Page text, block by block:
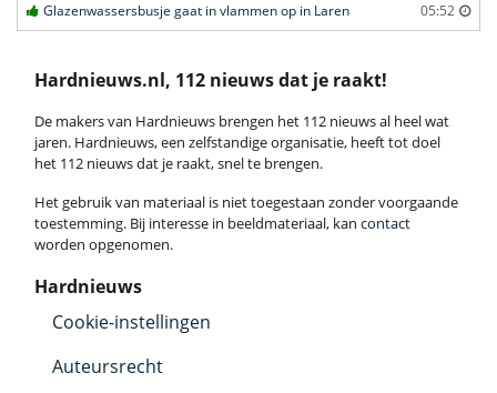
Glazenwassersbusje gaat in vlammen op in Laren 05:52
Hardnieuws.nl, 112 nieuws dat je raakt!
De makers van Hardnieuws brengen het 112 nieuws al heel wat
jaren. Hardnieuws, een zelfstandige organisatie, heeft tot doel
het 112 nieuws dat je raakt, snel te brengen.
Het gebruik van materiaal is niet toegestaan zonder voorgaande
toestemming. Bij interesse in beeldmateriaal, kan contact
worden opgenomen.
Hardnieuws
Cookie-instellingen
Auteursrecht